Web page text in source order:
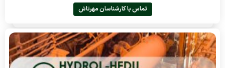
تماس با کارشناسان مهرتاش